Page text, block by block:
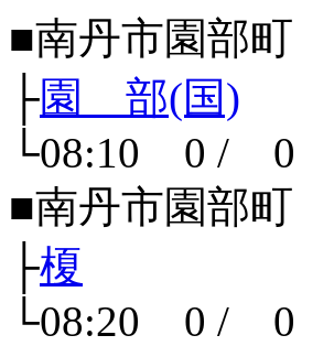
■南丹市園部町
├園 部(国)
└08:10 0 / 0
■南丹市園部町
├榎
└08:20 0 / 0